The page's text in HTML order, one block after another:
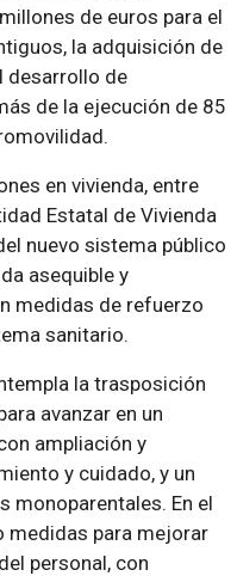
de euros para el
la adquisición de
desarrollo de
de la ejecución de 85
en vivienda, entre
Estatal de Vivienda
nuevo sistema público
asequible y
medidas de refuerzo
sanitario.
la trasposición
avanzar en un
ampliación y
y cuidado, y un
monoparentales. En el
medidas para mejorar
personal, con